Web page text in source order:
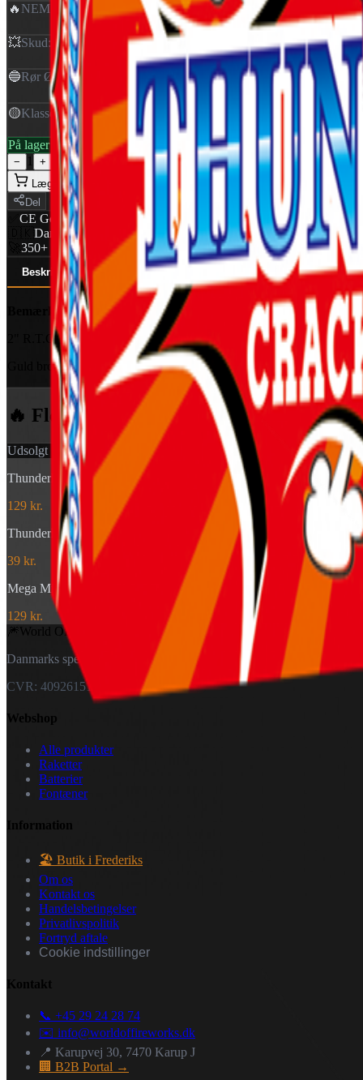
🔥 NEM 0,050 Kg
💥Skud: 1
🔵Rør Ø:50 mm
🟡Klasse:1,4G
På lager — klar til levering
− 1
+
Læg i kurv
Del
CE Godkendt
EU-certificeret
Dansk distributør
World Of Fireworks
350+ produkter Professionelt udvalg
Beskrivelse Specifikationer (6) Ansvarlig part
Bemærk: Nyt batch fra 2024
2" R.T.C ( Rotterdam Terror Corps ) bomberør fra I-like-LEGAL
Guld brocade, der hænger længe i luften og imponerer.
🔥 Flere produkter fra Miner
Udsolgt
Thunderking Salute Bulkpack (20 stk)
129 kr.
Thunderking Crackling Mortar (4 stk)
39 kr.
Mega Mine
129 kr.
🎆World Of
Danmarks specialister i fyrværkeri — til private og forhandlere.
CVR: 40926151
Webshop
Alle produkter
Raketter
Batterier
Fontæner
Information
🏖️ Butik i Frederiks
Om os
Kontakt os
Handelsbetingelser
Privatlivspolitik
Fortryd aftale
Cookie indstillinger
Kontakt
📞 +45 29 24 28 74
✉️ info@worldoffireworks.dk
📍 Karupvej 30, 7470 Karup J
🏢 B2B Portal →